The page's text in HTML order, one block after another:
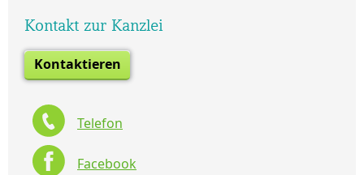
Kontakt zur Kanzlei
Kontaktieren
Telefon
Facebook